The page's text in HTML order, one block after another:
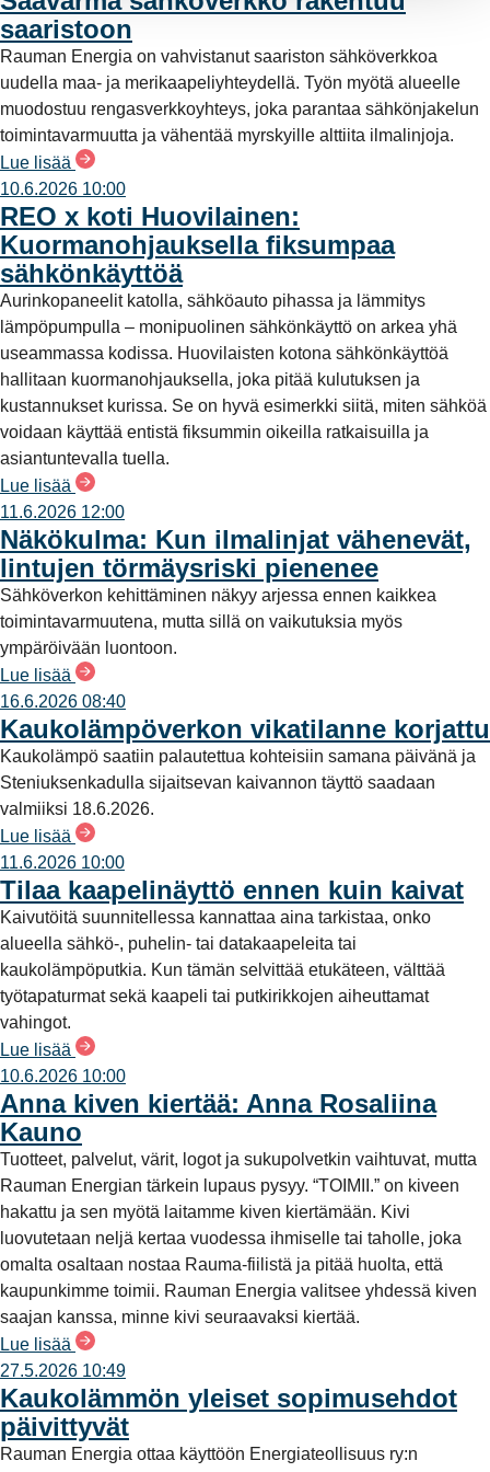
saaristoon
Rauman Energia on vahvistanut saariston sähköverkkoa
uudella maa- ja merikaapeliyhteydellä. Työn myötä alueelle
muodostuu rengasverkkoyhteys, joka parantaa sähkönjakelun
toimintavarmuutta ja vähentää myrskyille alttiita ilmalinjoja.
Lue lisää
10.6.2026 10:00
REO x koti Huovilainen:
Kuormanohjauksella fiksumpaa
sähkönkäyttöä
Aurinkopaneelit katolla, sähköauto pihassa ja lämmitys
lämpöpumpulla – monipuolinen sähkönkäyttö on arkea yhä
useammassa kodissa. Huovilaisten kotona sähkönkäyttöä
hallitaan kuormanohjauksella, joka pitää kulutuksen ja
kustannukset kurissa. Se on hyvä esimerkki siitä, miten sähköä
voidaan käyttää entistä fiksummin oikeilla ratkaisuilla ja
asiantuntevalla tuella.
Lue lisää
11.6.2026 12:00
Näkökulma: Kun ilmalinjat vähenevät,
lintujen törmäysriski pienenee
Sähköverkon kehittäminen näkyy arjessa ennen kaikkea
toimintavarmuutena, mutta sillä on vaikutuksia myös
ympäröivään luontoon.
Lue lisää
16.6.2026 08:40
Kaukolämpöverkon vikatilanne korjattu
Kaukolämpö saatiin palautettua kohteisiin samana päivänä ja
Steniuksenkadulla sijaitsevan kaivannon täyttö saadaan
valmiiksi 18.6.2026.
Lue lisää
11.6.2026 10:00
Tilaa kaapelinäyttö ennen kuin kaivat
Kaivutöitä suunnitellessa kannattaa aina tarkistaa, onko
alueella sähkö-, puhelin- tai datakaapeleita tai
kaukolämpöputkia. Kun tämän selvittää etukäteen, välttää
työtapaturmat sekä kaapeli tai putkirikkojen aiheuttamat
vahingot.
Lue lisää
10.6.2026 10:00
Anna kiven kiertää: Anna Rosaliina
Kauno
Tuotteet, palvelut, värit, logot ja sukupolvetkin vaihtuvat, mutta
Rauman Energian tärkein lupaus pysyy. “TOIMII.” on kiveen
hakattu ja sen myötä laitamme kiven kiertämään. Kivi
luovutetaan neljä kertaa vuodessa ihmiselle tai taholle, joka
omalta osaltaan nostaa Rauma-fiilistä ja pitää huolta, että
kaupunkimme toimii. Rauman Energia valitsee yhdessä kiven
saajan kanssa, minne kivi seuraavaksi kiertää.
Lue lisää
27.5.2026 10:49
Kaukolämmön yleiset sopimusehdot
päivittyvät
Rauman Energia ottaa käyttöön Energiateollisuus ry:n